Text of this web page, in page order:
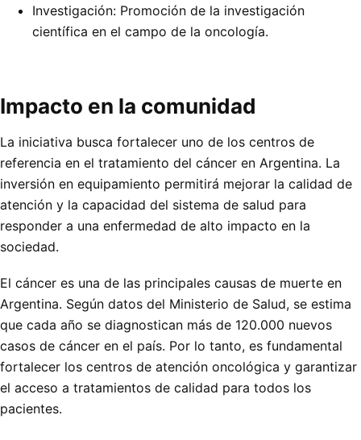
Investigación: Promoción de la investigación
científica en el campo de la oncología.
Impacto en la comunidad
La iniciativa busca fortalecer uno de los centros de
referencia en el tratamiento del cáncer en Argentina. La
inversión en equipamiento permitirá mejorar la calidad de
atención y la capacidad del sistema de salud para
responder a una enfermedad de alto impacto en la
sociedad.
El cáncer es una de las principales causas de muerte en
Argentina. Según datos del Ministerio de Salud, se estima
que cada año se diagnostican más de 120.000 nuevos
casos de cáncer en el país. Por lo tanto, es fundamental
fortalecer los centros de atención oncológica y garantizar
el acceso a tratamientos de calidad para todos los
pacientes.